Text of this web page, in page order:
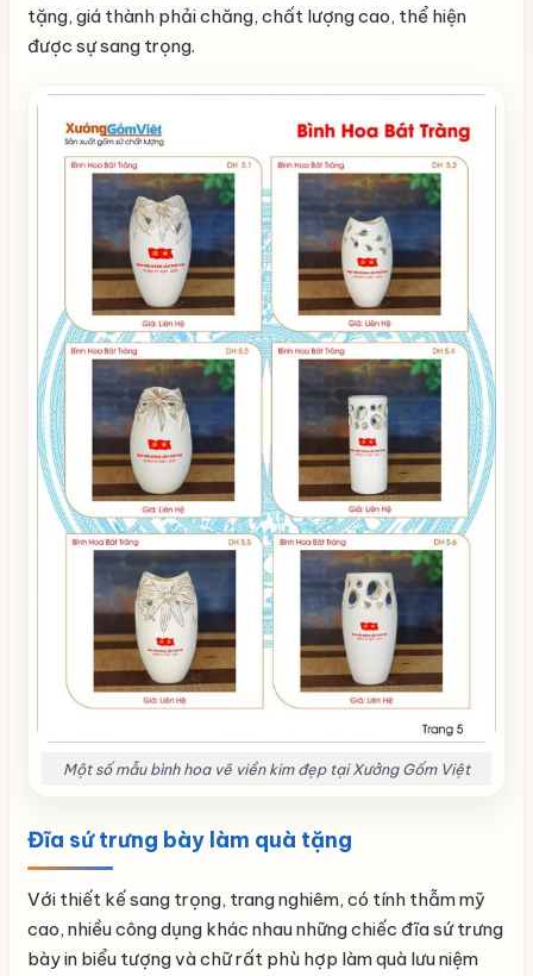
tặng, giá thành phải chăng, chất lượng cao, thể hiện
được sự sang trọng.
Một số mẫu bình hoa vẽ viền kim đẹp tại Xưởng Gốm Việt
Đĩa sứ trưng bày làm quà tặng
Với thiết kế sang trọng, trang nghiêm, có tính thẫm mỹ
cao, nhiều công dụng khác nhau những chiếc đĩa sứ trưng
bày in biểu tượng và chữ rất phù hợp làm quà lưu niệm